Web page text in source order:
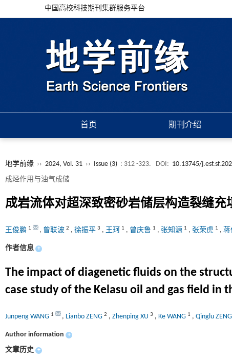
中国高校科技期刊集群服务平台
首页 期刊介绍
地学前缘 ›› 2024, Vol. 31 ›› Issue (3) : 312 -323. DOI: 10.13745/
成烃作用与油气成储
成岩流体对超深致密砂岩储层构造裂缝
王俊鹏 1 , 曾联波 2 , 徐振平 3 , 王珂 1 , 曾庆鲁 1 , 张知源 1 , 张荣虎 1 , 蒋
作者信息 +
The impact of diagenetic fluids on the
case study of the Kelasu oil and gas field in
Junpeng WANG 1 , Lianbo ZENG 2 , Zhenping XU 3 , Ke WANG 1 , Qinglu ZENG
Author information +
文章历史 +